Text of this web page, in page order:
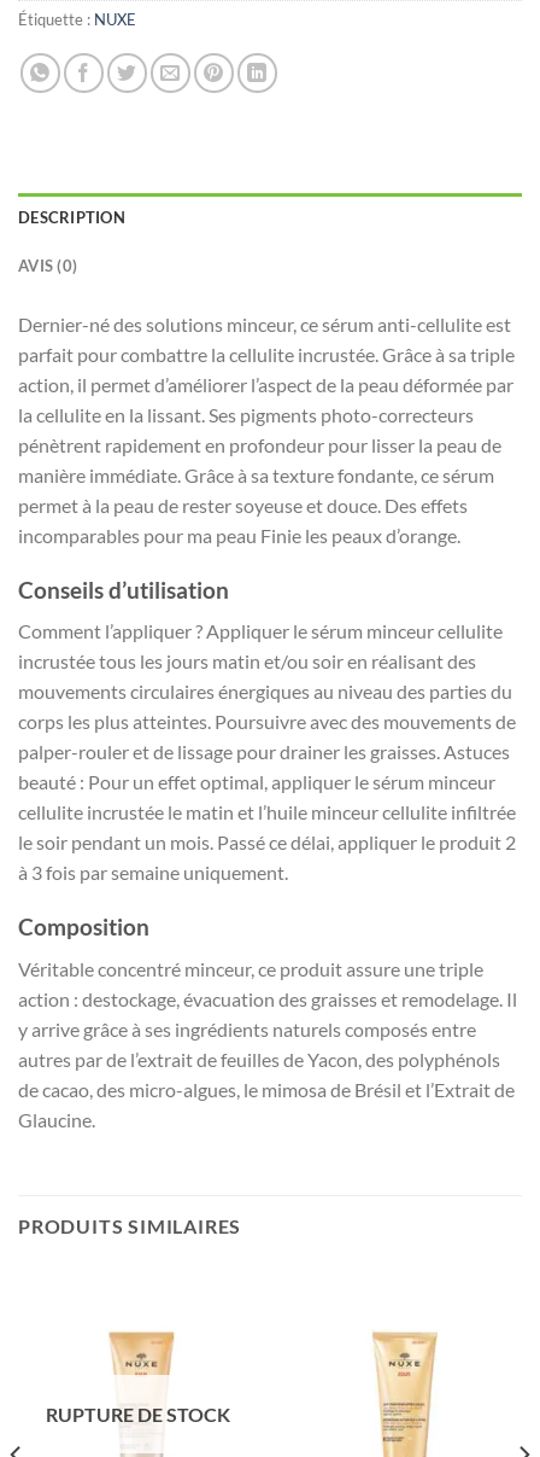
Étiquette : NUXE
DESCRIPTION
AVIS (0)
Dernier-né des solutions minceur, ce sérum anti-cellulite est
parfait pour combattre la cellulite incrustée. Grâce à sa triple
action, il permet d’améliorer l’aspect de la peau déformée par
la cellulite en la lissant. Ses pigments photo-correcteurs
pénètrent rapidement en profondeur pour lisser la peau de
manière immédiate. Grâce à sa texture fondante, ce sérum
permet à la peau de rester soyeuse et douce. Des effets
incomparables pour ma peau Finie les peaux d’orange.
Conseils d’utilisation
Comment l’appliquer ? Appliquer le sérum minceur cellulite
incrustée tous les jours matin et/ou soir en réalisant des
mouvements circulaires énergiques au niveau des parties du
corps les plus atteintes. Poursuivre avec des mouvements de
palper-rouler et de lissage pour drainer les graisses. Astuces
beauté : Pour un effet optimal, appliquer le sérum minceur
cellulite incrustée le matin et l’huile minceur cellulite infiltrée
le soir pendant un mois. Passé ce délai, appliquer le produit 2
à 3 fois par semaine uniquement.
Composition
Véritable concentré minceur, ce produit assure une triple
action : destockage, évacuation des graisses et remodelage. Il
y arrive grâce à ses ingrédients naturels composés entre
autres par de l’extrait de feuilles de Yacon, des polyphénols
de cacao, des micro-algues, le mimosa de Brésil et l’Extrait de
Glaucine.
PRODUITS SIMILAIRES
RUPTURE DE STOCK